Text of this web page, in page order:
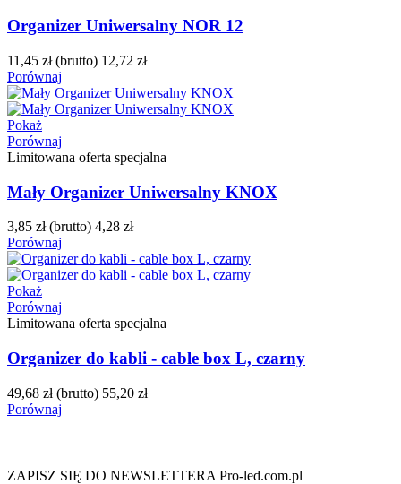
Organizer Uniwersalny NOR 12
11,45 zł (brutto) 12,72 zł
Porównaj
Pokaż
Porównaj
Limitowana oferta specjalna
Mały Organizer Uniwersalny KNOX
3,85 zł (brutto) 4,28 zł
Porównaj
Pokaż
Porównaj
Limitowana oferta specjalna
Organizer do kabli - cable box L, czarny
49,68 zł (brutto) 55,20 zł
Porównaj
ZAPISZ SIĘ DO NEWSLETTERA Pro-led.com.pl